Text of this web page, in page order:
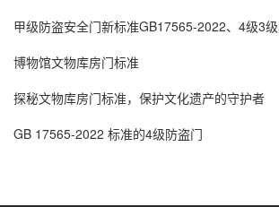
甲级防盗安全门新标准GB17565-2022、4级3
博物馆文物库房门标准
探秘文物库房门标准，保护文化遗产的守护者
GB 17565-2022 标准的4级防盗门